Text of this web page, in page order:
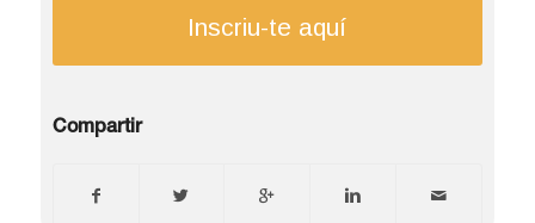
Inscriu-te aquí
Compartir